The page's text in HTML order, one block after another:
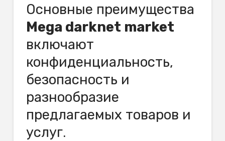
Основные преимущества
Mega darknet market
включают
конфиденциальность,
безопасность и
разнообразие
предлагаемых товаров и
услуг.